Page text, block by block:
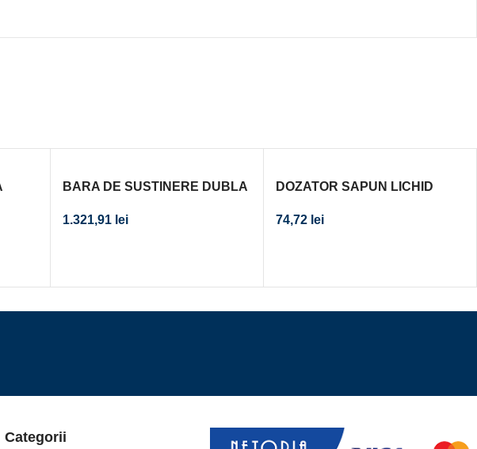
BARA DE SUSTINERE DUBLA
PRINDERE PE DREAPTA
1.321,91 lei
DOZATOR SAPUN LICHID
74,72 lei
Categorii